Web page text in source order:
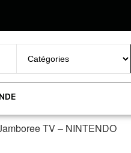
TV – NINTENDO